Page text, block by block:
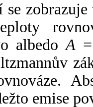
albedoA
emise